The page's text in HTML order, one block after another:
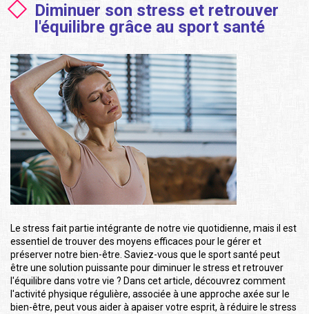
Diminuer son stress et retrouver
l'équilibre grâce au sport santé
Le stress fait partie intégrante de notre vie quotidienne, mais il est
essentiel de trouver des moyens efficaces pour le gérer et
préserver notre bien-être. Saviez-vous que le sport santé peut
être une solution puissante pour diminuer le stress et retrouver
l'équilibre dans votre vie ? Dans cet article, découvrez comment
l'activité physique régulière, associée à une approche axée sur le
bien-être, peut vous aider à apaiser votre esprit, à réduire le stress